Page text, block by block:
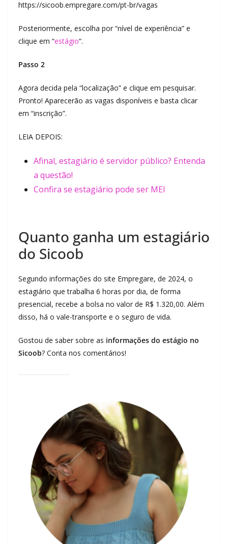
https://sicoob.empregare.com/pt-br/vagas
Posteriormente, escolha por “nível de experiência” e
clique em “estágio“.
Passo 2
Agora decida pela “localização” e clique em pesquisar.
Pronto! Aparecerão as vagas disponíveis e basta clicar
em “inscrição”.
LEIA DEPOIS:
Afinal, estagiário é servidor público? Entenda
a questão!
Confira se estagiário pode ser MEI
Quanto ganha um estagiário
do Sicoob
Segundo informações do site Empregare, de 2024, o
estagiário que trabalha 6 horas por dia, de forma
presencial, recebe a bolsa no valor de R$ 1.320,00. Além
disso, há o vale-transporte e o seguro de vida.
Gostou de saber sobre as informações do estágio no
Sicoob? Conta nos comentários!